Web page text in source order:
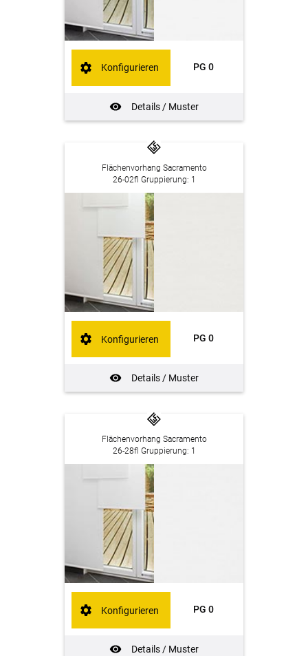
PG 0
Details / Muster
Konfigurieren
Flächenvorhang Sacramento
26-02fl Gruppierung: 1
PG 0
Details / Muster
Konfigurieren
Flächenvorhang Sacramento
26-28fl Gruppierung: 1
PG 0
Details / Muster
Konfigurieren